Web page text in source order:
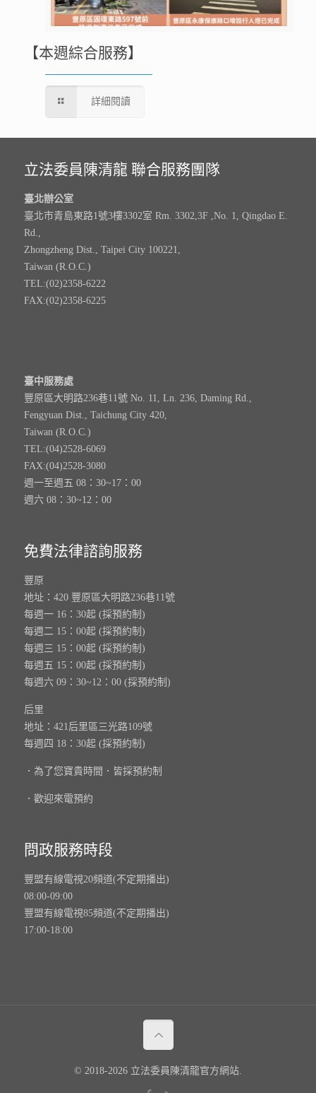
【本週綜合服務】
詳細閱讀
立法委員陳清龍 聯合服務團隊
臺北辦公室
臺北市青島東路1號3樓3302室 Rm. 3302,3F ,No. 1, Qingdao E.
Rd.,
Zhongzheng Dist., Taipei City 100221,
Taiwan (R.O.C.)
TEL:(02)2358-6222
FAX:(02)2358-6225
臺中服務處
豐原區大明路236巷11號 No. 11, Ln. 236, Daming Rd.,
Fengyuan Dist., Taichung City 420,
Taiwan (R.O.C.)
TEL:(04)2528-6069
FAX:(04)2528-3080
週一至週五 08：30~17：00
週六 08：30~12：00
免費法律諮詢服務
豐原
地址：420 豐原區大明路236巷11號
每週一 16：30起 (採預約制)
每週二 15：00起 (採預約制)
每週三 15：00起 (採預約制)
每週五 15：00起 (採預約制)
每週六 09：30~12：00 (採預約制)
后里
地址：421后里區三光路109號
每週四 18：30起 (採預約制)
．為了您寶貴時間．皆採預約制
．歡迎來電預約
問政服務時段
豐盟有線電視20頻道(不定期播出)
08:00-09:00
豐盟有線電視85頻道(不定期播出)
17:00-18:00
© 2018-2026 立法委員陳清龍官方網站.